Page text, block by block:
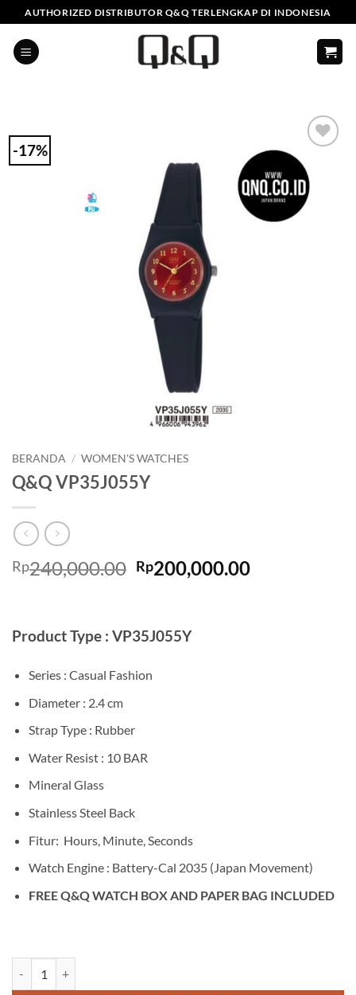
to
content
AUTHORIZED DISTRIBUTOR Q&Q TERLENGKAP DI INDONESIA
-17%
Add to
Wishlist
BERANDA / WOMEN'S WATCHES
Q&Q VP35J055Y
Rp240,000.00 Harga
aslinya
Rp240,000.00.
Rp200,000.00Harga
Product Type : VP35J055Y
Series : Casual Fashion
Diameter : 2.4 cm
Strap Type : Rubber
Water Resist : 10 BAR
Mineral Glass
Stainless Steel Back
Fitur: Hours, Minute, Seconds
Watch Engine : Battery-Cal 2035 (Japan Movement)
FREE Q&Q WATCH BOX AND PAPER BAG INCLUDED